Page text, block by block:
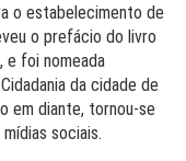
o estabelecimento de
o prefácio do livro
e foi nomeada
da cidade de
em diante, tornou-se
sociais.